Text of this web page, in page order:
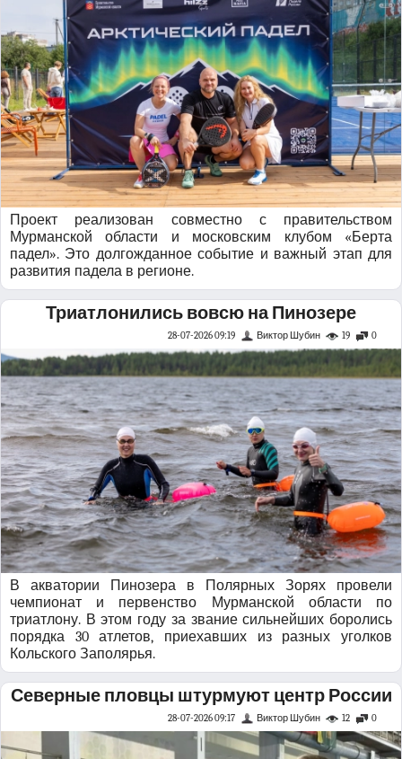
Проект реализован совместно с правительством
Мурманской области и московским клубом «Берта
падел». Это долгожданное событие и важный этап для
развития падела в регионе.
Триатлонились вовсю на Пинозере
0
19
Виктор Шубин
28-07-2026 09:19
В акватории Пинозера в Полярных Зорях провели
чемпионат и первенство Мурманской области по
триатлону. В этом году за звание сильнейших боролись
порядка 30 атлетов, приехавших из разных уголков
Кольского Заполярья.
Северные пловцы штурмуют центр России
0
12
Виктор Шубин
28-07-2026 09:17